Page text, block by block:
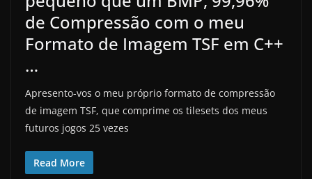
de Compressão com o meu
Formato de Imagem TSF em C++
…
Apresento-vos o meu próprio formato de compressão
de imagem TSF, que comprime os tilesets dos meus
futuros jogos 25 vezes
Read More